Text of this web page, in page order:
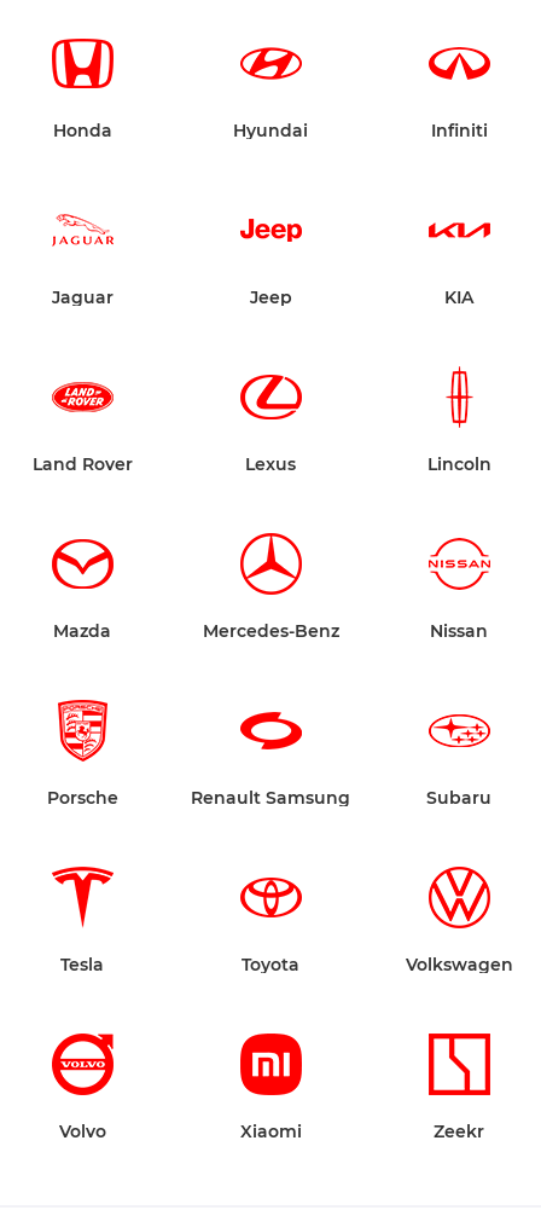
Honda Hyundai Infiniti
Jaguar Jeep KIA
Land Rover Lexus Lincoln
Mazda Mercedes-Benz Nissan
Porsche Renault Samsung Subaru
Tesla Toyota Volkswagen
Volvo Xiaomi Zeekr